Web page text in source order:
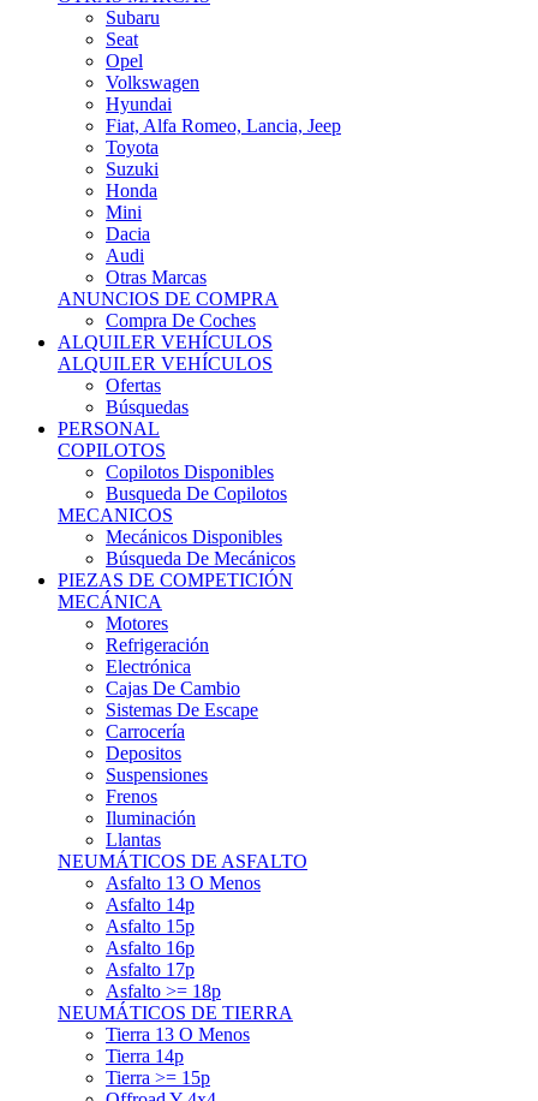
Seat
Opel
Volkswagen
Hyundai
Fiat, Alfa Romeo, Lancia, Jeep
Toyota
Suzuki
Honda
Mini
Dacia
Audi
Otras Marcas
ANUNCIOS DE COMPRA
Compra De Coches
ALQUILER VEHÍCULOS
ALQUILER VEHÍCULOS
Ofertas
Búsquedas
PERSONAL
COPILOTOS
Copilotos Disponibles
Busqueda De Copilotos
MECANICOS
Mecánicos Disponibles
Búsqueda De Mecánicos
PIEZAS DE COMPETICIÓN
MECÁNICA
Motores
Refrigeración
Electrónica
Cajas De Cambio
Sistemas De Escape
Carrocería
Depositos
Suspensiones
Frenos
Iluminación
Llantas
NEUMÁTICOS DE ASFALTO
Asfalto 13 O Menos
Asfalto 14p
Asfalto 15p
Asfalto 16p
Asfalto 17p
Asfalto >= 18p
NEUMÁTICOS DE TIERRA
Tierra 13 O Menos
Tierra 14p
Tierra >= 15p
Offroad Y 4x4
OTROS NEUMÁTICOS